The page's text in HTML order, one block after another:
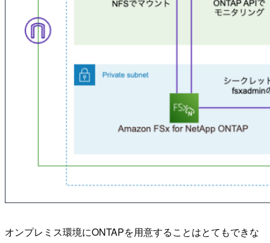
オンプレミス環境にONTAPを用意することはとてもできな